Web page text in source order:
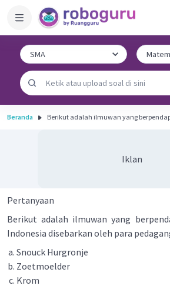
Beranda Berikut adalah ilmuwan yang
Iklan
Pertanyaan
Berikut adalah ilmuwan yang
Indonesia disebarkan oleh para
Snouck Hurgronje
Zoetmoelder
Krom